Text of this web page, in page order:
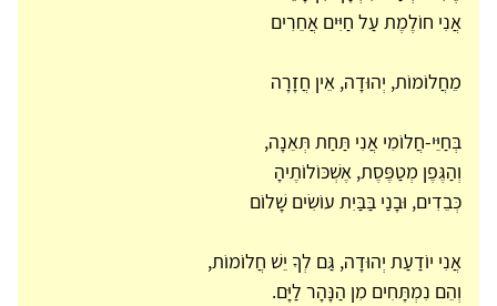
אֲנִי חוֹלֶמֶת עַל חַיִּים אֲחֵרִים
מֵחֲלוֹמוֹת, יְהוּדָה, אֵין חֲזָרָה
בְּחַיֵּי-חֲלוֹמִי אֲנִי תַּחַת תְּאֵנָה,
וְהַגֶּפֶן מְטַפֶּסֶת, אֶשְׁכּוֹלוֹתֶיהָ
כְּבֵדִים, וּבָנַי בַּבַּיִת עוֹשִׂים שָׁלוֹם
אֲנִי יוֹדַעַת יְהוּדָה, גַּם לְךָ יֵשׁ חֲלוֹמוֹת,
וְהֵם נִמְתָּחִים מִן הַנָּהָר לַיָּם.